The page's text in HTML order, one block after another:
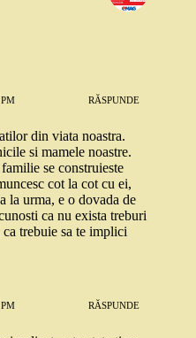
RĂSPUNDE
din viata noastra.
si mamele noastre.
se construieste
cot la cot cu ei,
la urma, e o dovada de
ca nu exista treburi
trebuie sa te implici
RĂSPUNDE